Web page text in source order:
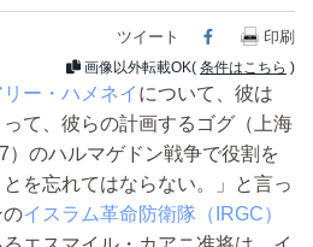
ツイート Facebook
印刷
画像以外転載OK( 条件はこちら )
リー・ハメネイ について、彼は
って、彼らの計画するゴグ（上海
）のハルマゲドン戦争で役割を
を忘れてはならない。」と言っ
のイスラム革命防衛隊（IRGC）